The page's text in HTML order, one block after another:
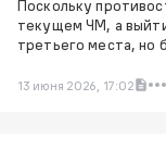
Поскольку
текущем ЧМ, а
третьего места, но
13 июня 2026, 17:02